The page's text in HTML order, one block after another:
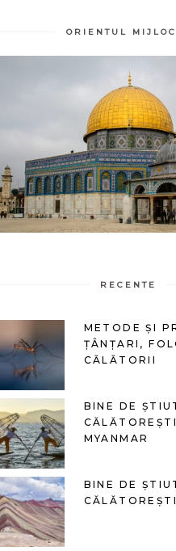
ORIENTUL
RECENTE
METODE ȘI
ȚÂNȚARI,
CĂLĂTORII
BINE DE
MYANMAR
BINE DE